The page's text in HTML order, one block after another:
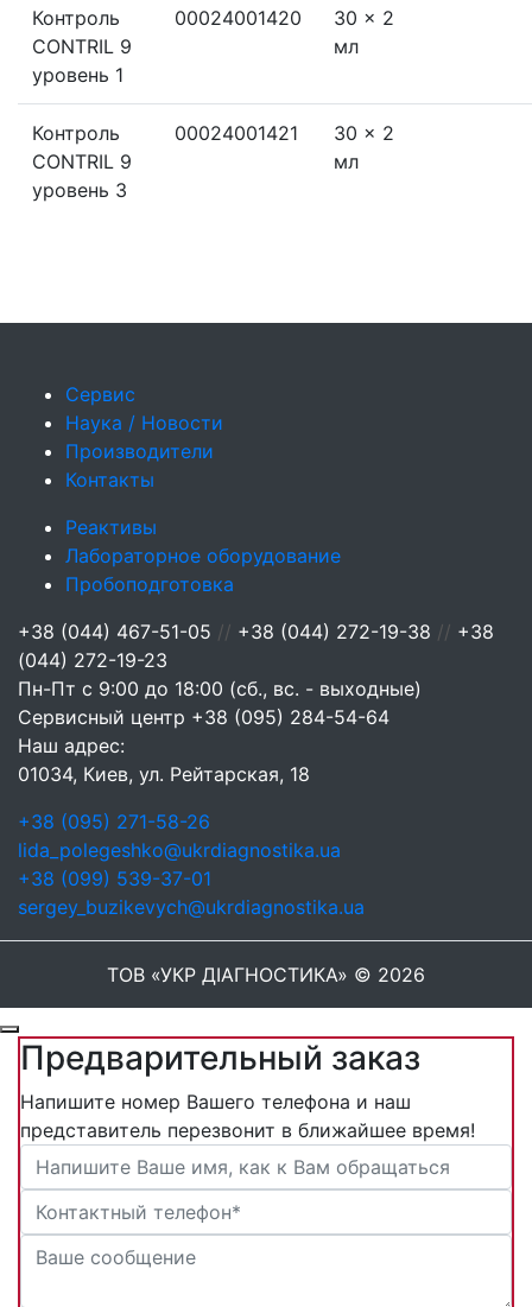
Контроль
CONTRIL 9
уровень 1
00024001420
30 x 2
мл
Контроль
CONTRIL 9
уровень 3
00024001421
30 x 2
мл
Сервис
Наука / Новости
Производители
Контакты
Реактивы
Лабораторное оборудование
Пробоподготовка
+38 (044) 467-51-05 // +38 (044) 272-19-38 // +38
(044) 272-19-23
Пн-Пт с 9:00 до 18:00 (сб., вс. - выходные)
Сервисный центр +38 (095) 284-54-64
Наш адрес:
01034, Киев, ул. Рейтарская, 18
+38 (095) 271-58-26
lida_polegeshko@ukrdiagnostika.ua
+38 (099) 539-37-01
sergey_buzikevych@ukrdiagnostika.ua
ТОВ «УКР ДІАГНОСТИКА» © 2026
Предварительный заказ
Напишите номер Вашего телефона и наш
представитель перезвонит в ближайшее время!